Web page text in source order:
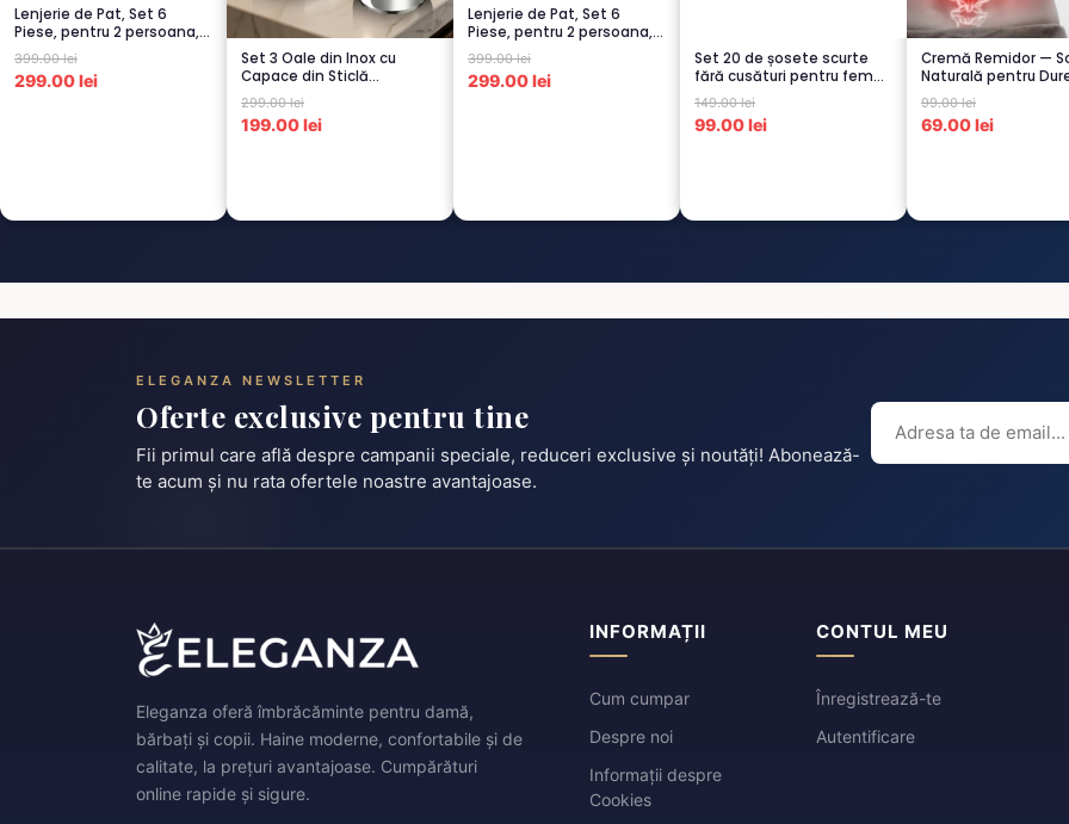
Lenjerie de Pat, Set 6
Piese, pentru 2 persoana,
GRI -1...
399.00 lei
299.00 lei
Set 3 Oale din Inox cu
Capace din Sticlă
Termorezistent...
299.00 lei
199.00 lei
Lenjerie de Pat, Set 6
Piese, pentru 2 persoana,
TURCOA...
399.00 lei
299.00 lei
Set 20 de șosete scurte
fără cusături pentru femei
– 5...
149.00 lei
99.00 lei
Cremă Remidor —
Naturală pentru
Spate...
99.00 lei
69.00 lei
ELEGANZA NEWSLETTER
Oferte exclusive pentru tine
Fii primul care află despre campanii speciale, reduceri exclusive și noutăți! Abonează-
te acum și nu rata ofertele noastre avantajoase.
Eleganza oferă îmbrăcăminte pentru damă,
bărbați și copii. Haine moderne, confortabile și de
calitate, la prețuri avantajoase. Cumpărături
online rapide și sigure.
INFORMAȚII
Cum cumpar
Despre noi
Informații despre
Cookies
CONTUL MEU
Înregistrează-te
Autentificare